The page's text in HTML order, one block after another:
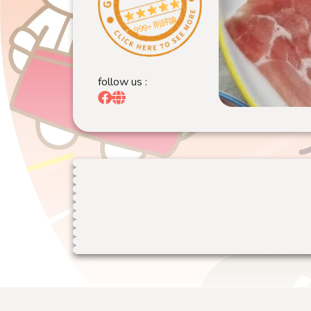
999+ 則評論
follow us :